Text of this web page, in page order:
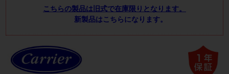
こちらの製品は旧式で在庫限りとなります。
新製品はこちらになります。